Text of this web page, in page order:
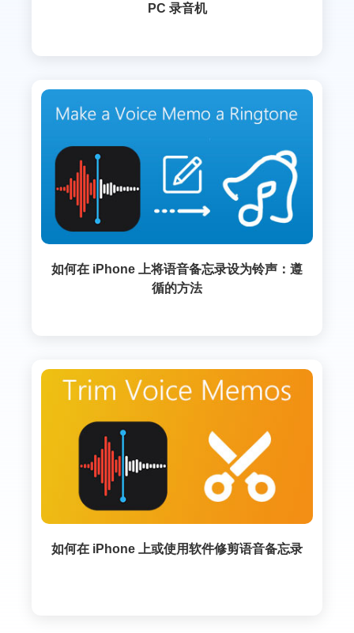
PC 录音机
如何在 iPhone 上将语音备忘录设为铃声：遵
循的方法
如何在 iPhone 上或使用软件修剪语音备忘录